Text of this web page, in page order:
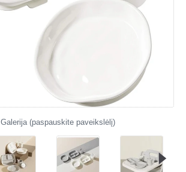
Galerija (paspauskite paveikslėlį)